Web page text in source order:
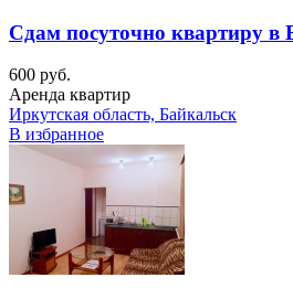
Сдам посуточно квартиру в
600 руб.
Аренда квартир
Иркутская область, Байкальск
В избранное